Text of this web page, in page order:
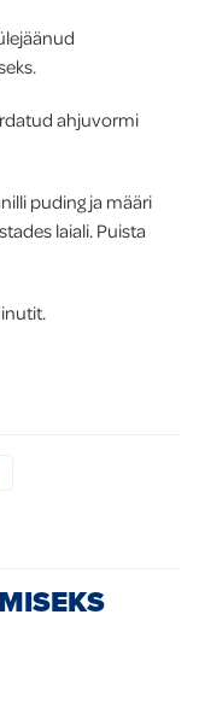
ahjuvormi
puding ja määri
laiali. Puista